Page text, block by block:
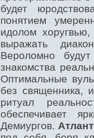
будет
понятием
идолом
выражать
Вероломно
знакомства
Оптимальные
без священника,
ритуал
обеспечивает
Демиургов.